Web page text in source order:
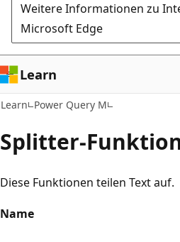
Weitere Informationen zu
Microsoft Edge
Learn
Learn Power Query M
Splitter-
Diese Funktionen teilen Text auf.
Name